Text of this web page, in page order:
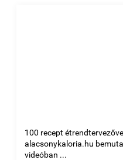
100 recept
alacsonykaloria.hu
videóban ...